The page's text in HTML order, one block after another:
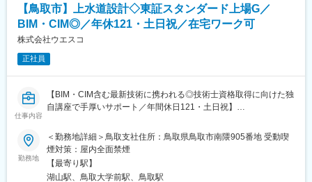
・東芝グループの商材だけでなく、幅広いメーカーの製品を提案
できるので、顧客のニーズに最大限にこたえることができます。
・売上目標の設定はございますが、担当顧客の状況に合わせた設
定になりますので、営業デビュー3カ月程で達成する社員もいま
す。
■業務詳細：
・主要顧客は官公庁（国、地方自治体等）となります。
リピート顧客が多い事が当社の特徴です。
特に創業から西日本エリア（中四国～九州）で多くの実績を有し
・在籍する技術士の多さは企業の技術力の高さの証明に繋がるた
め、業務時間内で資格取得の時間を確保し、先輩社員が育成に携
■会社の強み／働く魅力：
◇無借金経営、資本金1億円の安定した経営基盤・施設運営などの
新規事業にも積極的で安定と成長投資の両軸経営
【鳥取市】上水道設計◇東証スタンダード上場G／
BIM・CIM◎／年休121・土日祝／在宅ワーク可
株式会社ウエスコ
正社員
仕事内容
【BIM・CIM含む最新技術に携われる◎技術士資格取得に向けた独
自講座で手厚いサポート／年間休日121・土日祝】
スキルや興味にマッチした分野での業務をお任せいたします。
＜上水道課＞
・水道施設や水道管の新設・更新設計計画を行っています。
勤務地
＜勤務地詳細＞鳥取支社住所：鳥取県鳥取市南隈905番地 受動喫
煙対策：屋内全面禁煙
【最寄り駅】
湖山駅、鳥取大学前駅、鳥取駅